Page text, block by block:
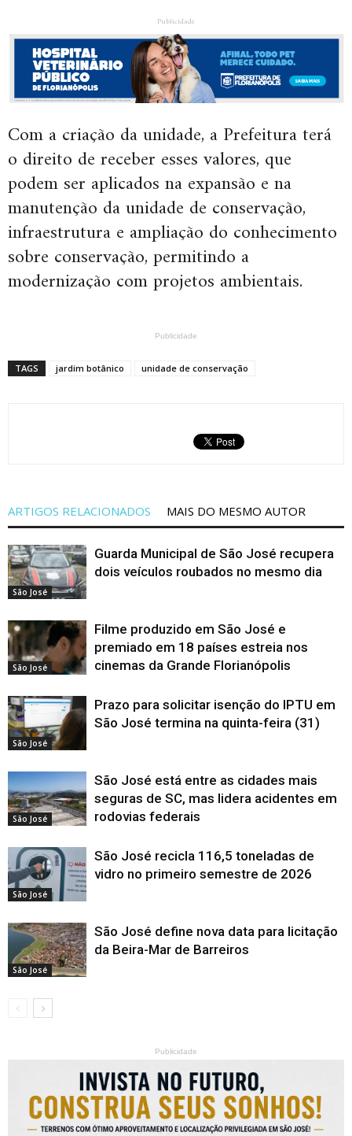
Publicidade
Com a criação da unidade, a Prefeitura terá
o direito de receber esses valores, que
podem ser aplicados na expansão e na
manutenção da unidade de conservação,
infraestrutura e ampliação do conhecimento
sobre conservação, permitindo a
modernização com projetos ambientais.
Publicidade
TAGS jardim botânico unidade de conservação
ARTIGOS RELACIONADOS MAIS DO MESMO AUTOR
São José
Guarda Municipal de São José recupera
dois veículos roubados no mesmo dia
São José
Filme produzido em São José e
premiado em 18 países estreia nos
cinemas da Grande Florianópolis
São José
Prazo para solicitar isenção do IPTU em
São José termina na quinta-feira (31)
São José
São José está entre as cidades mais
seguras de SC, mas lidera acidentes em
rodovias federais
São José
São José recicla 116,5 toneladas de
vidro no primeiro semestre de 2026
São José
São José define nova data para licitação
da Beira-Mar de Barreiros
Publicidade